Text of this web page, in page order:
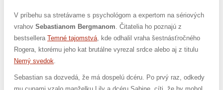
V príbehu sa stretávame s psychológom a expertom na sériových
vrahov Sebastianom Bergmanom. Čitatelia ho poznajú z
bestsellera Temné tajomstvá, kde odhalil vraha šestnásťročného
Rogera, ktorému jeho kat brutálne vyrezal srdce alebo aj z titulu
Nemý svedok.
Sebastian sa dozvedá, že má dospelú dcéru. Po prvý raz, odkedy